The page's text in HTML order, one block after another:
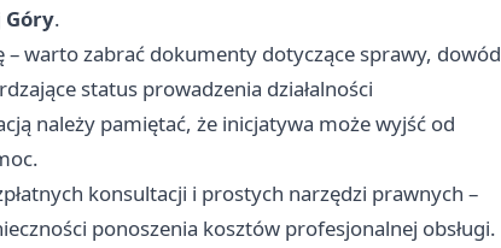
Góry.
warto zabrać dokumenty dotyczące sprawy, dowód
status prowadzenia działalności
należy pamiętać, że inicjatywa może wyjść od
konsultacji i prostych narzędzi prawnych –
ponoszenia kosztów profesjonalnej obsługi.